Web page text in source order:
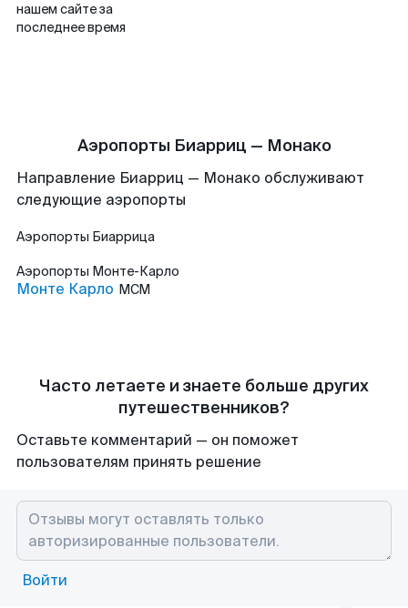
нашем сайте за
последнее время
Аэропорты Биарриц — Монако
Направление Биарриц — Монако обслуживают
следующие аэропорты
Аэропорты Биаррица
Аэропорты Монте-Карло
Монте Карло MCM
Часто летаете и знаете больше других
путешественников?
Оставьте комментарий — он поможет
пользователям принять решение
Войти